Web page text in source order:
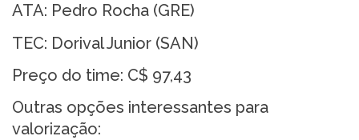
ATA: Pedro Rocha (GRE)
TEC: Dorival Junior (SAN)
Preço do time: C$ 97,43
Outras opções interessantes para
valorização: